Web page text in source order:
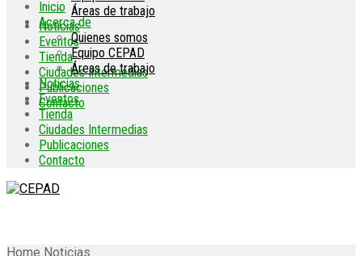
Áreas de trabajo
Noticias
Eventos
Tienda
Ciudades Intermedias
Publicaciones
Contacto
Inicio
Acerca de
Quienes somos
Equipo CEPAD
Áreas de trabajo
Noticias
Eventos
Tienda
Ciudades Intermedias
Publicaciones
Contacto
Home Noticias